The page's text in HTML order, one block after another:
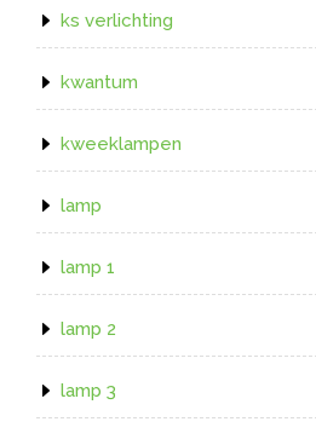
ks verlichting
kwantum
kweeklampen
lamp
lamp 1
lamp 2
lamp 3